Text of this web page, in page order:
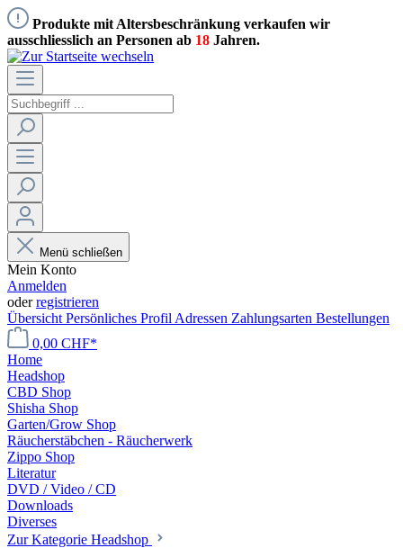
Produkte mit Altersbeschränkung verkaufen wir
ausschliesslich an Personen ab 18 Jahren.
Menü schließen
Mein Konto
Anmelden
oderregistrieren
Übersicht Persönliches Profil Adressen Zahlungsarten Bestellungen
0,00 CHF*
Home
Headshop
CBD Shop
Shisha Shop
Garten/Grow Shop
Räucherstäbchen - Räucherwerk
Zippo Shop
Literatur
DVD / Video / CD
Downloads
Diverses
Zur Kategorie Headshop